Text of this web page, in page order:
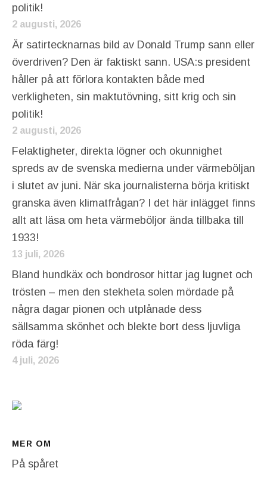
politik!
2 augusti, 2026
Är satirtecknarnas bild av Donald Trump sann eller
överdriven? Den är faktiskt sann. USA:s president
håller på att förlora kontakten både med
verkligheten, sin maktutövning, sitt krig och sin
politik!
2 augusti, 2026
Felaktigheter, direkta lögner och okunnighet
spreds av de svenska medierna under värmeböljan
i slutet av juni. När ska journalisterna börja kritiskt
granska även klimatfrågan? I det här inlägget finns
allt att läsa om heta värmeböljor ända tillbaka till
1933!
13 juli, 2026
Bland hundkäx och bondrosor hittar jag lugnet och
trösten – men den stekheta solen mördade på
några dagar pionen och utplånade dess
sällsamma skönhet och blekte bort dess ljuvliga
röda färg!
4 juli, 2026
MER OM
På spåret